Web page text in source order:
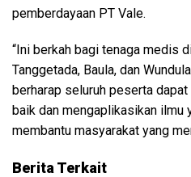
pemberdayaan PT Vale.
“Ini berkah bagi tenaga medis
Tanggetada, Baula, dan
berharap seluruh peserta
baik dan mengaplikasikan ilmu
membantu masyarakat yang
Berita Terkait